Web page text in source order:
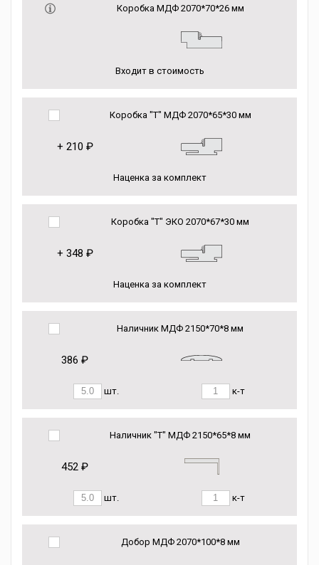
Коробка МДФ 2070*70*26 мм
Входит в стоимость
Коробка "Т" МДФ 2070*65*30 мм
+ 210 ₽
Наценка за комплект
Коробка "Т" ЭКО 2070*67*30 мм
+ 348 ₽
Наценка за комплект
Наличник МДФ 2150*70*8 мм
386 ₽
шт. к-т
Наличник "Т" МДФ 2150*65*8 мм
452 ₽
шт. к-т
Добор МДФ 2070*100*8 мм